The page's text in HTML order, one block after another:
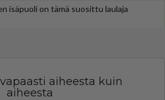
isäpuoli on tämä suosittu laulaja
aiheesta kuin
aiheesta